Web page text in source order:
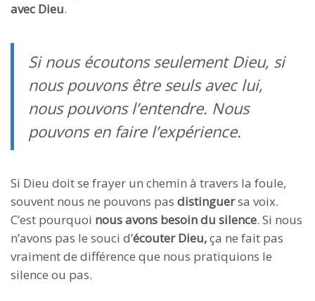
avec Dieu.
Si nous écoutons seulement Dieu, si
nous pouvons être seuls avec lui,
nous pouvons l’entendre. Nous
pouvons en faire l’expérience.
Si Dieu doit se frayer un chemin à travers la foule,
souvent nous ne pouvons pas distinguersa voix.
C’est pourquoi nous avons besoin du silence. Si nous
n’avons pas le souci d’écouter Dieu,ça ne fait pas
vraiment de différence que nous pratiquions le
silence ou pas.